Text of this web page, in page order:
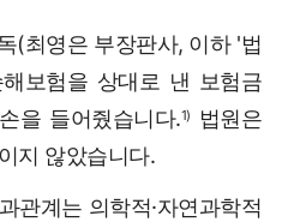
(최영은 부장판사, 이하 '법
보험을 상대로 낸 보험금
을 들어줬습니다.1)
법원은
지 않았습니다.
관계는 의학적·자연과학적